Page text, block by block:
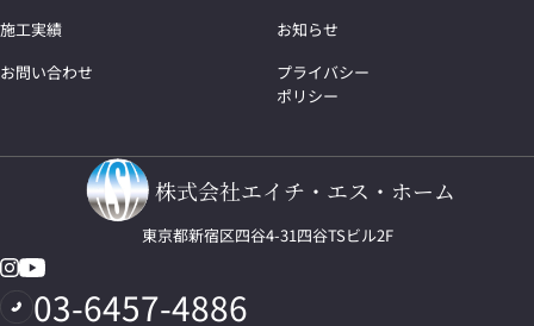
施工実績
お知らせ
お問い合わせ
プライバシー
ポリシー
株式会社エイチ・エス・ホーム
東京都新宿区四谷4-31四谷TSビル2F
03-6457-4886